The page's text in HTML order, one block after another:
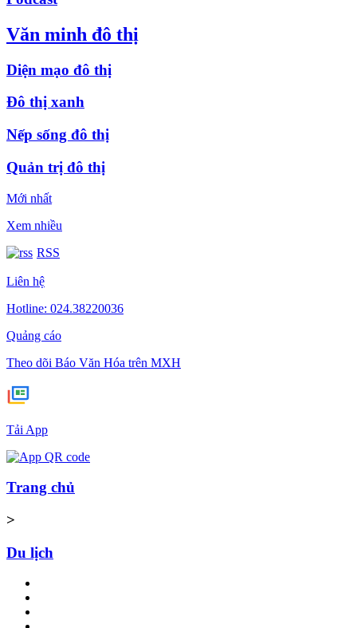
Văn minh đô thị
Diện mạo đô thị
Đô thị xanh
Nếp sống đô thị
Quản trị đô thị
Mới nhất
Xem nhiều
RSS
Liên hệ
Hotline: 024.38220036
Quảng cáo
Theo dõi Báo Văn Hóa trên MXH
Tải App
Trang chủ
>
Du lịch